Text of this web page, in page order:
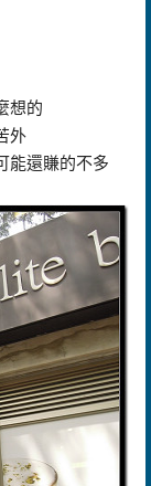
想的
外
能還賺的不多